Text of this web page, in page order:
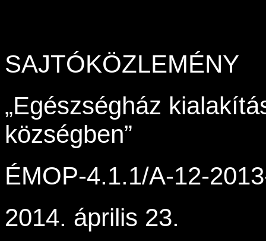
SAJTÓKÖZLEMÉNY
„Egészségház
községben”
ÉMOP-4.1.1/A-12-
2014. április 23.